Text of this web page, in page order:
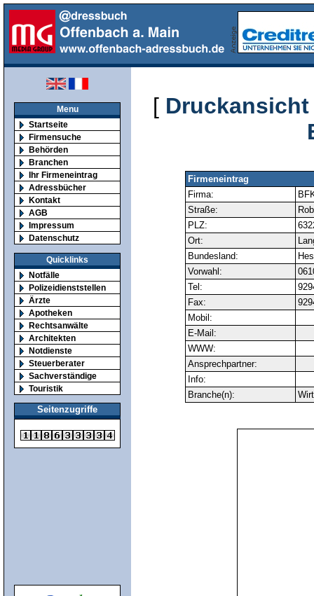
Menu
Startseite
Firmensuche
Behörden
Branchen
Ihr Firmeneintrag
Adressbücher
Kontakt
AGB
Impressum
Datenschutz
Quicklinks
Notfälle
Polizeidienststellen
Ärzte
Apotheken
Rechtsanwälte
Architekten
Notdienste
Steuerberater
Sachverständige
Touristik
Seitenzugriffe
[ Druckansicht
Firmeneintrag
Firma:
Straße:
PLZ:
Ort:
Bundesland:
Vorwahl:
Tel:
Fax:
Mobil:
E-Mail:
WWW:
Ansprechpartner:
Info:
Branche(n):